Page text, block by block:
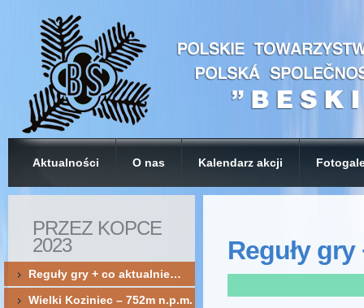
Aktualności O nas Kalendarz akcji
Reguły
PRZEZ KOPCE
2023
Reguły gry + co aktualnie…
Wielki Koziniec – 752m n.p.m.